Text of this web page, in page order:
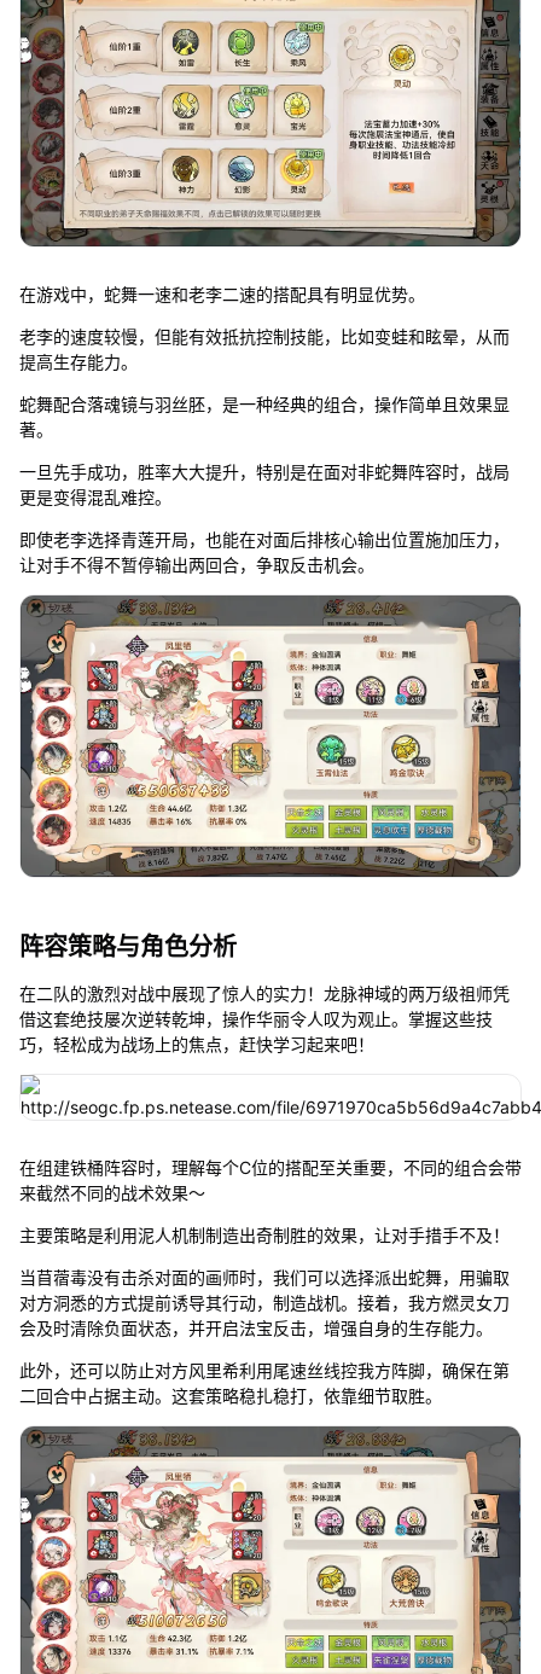
在游戏中，蛇舞一速和老李二速的搭配具有明显优势。
老李的速度较慢，但能有效抵抗控制技能，比如变蛙和眩晕，从而
提高生存能力。
蛇舞配合落魂镜与羽丝胚，是一种经典的组合，操作简单且效果显
著。
一旦先手成功，胜率大大提升，特别是在面对非蛇舞阵容时，战局
更是变得混乱难控。
即使老李选择青莲开局，也能在对面后排核心输出位置施加压力，
让对手不得不暂停输出两回合，争取反击机会。
阵容策略与角色分析
在二队的激烈对战中展现了惊人的实力！龙脉神域的两万级祖师凭
借这套绝技屡次逆转乾坤，操作华丽令人叹为观止。掌握这些技
巧，轻松成为战场上的焦点，赶快学习起来吧！
在组建铁桶阵容时，理解每个C位的搭配至关重要，不同的组合会带
来截然不同的战术效果～
主要策略是利用泥人机制制造出奇制胜的效果，让对手措手不及！
当苜蓿毒没有击杀对面的画师时，我们可以选择派出蛇舞，用骗取
对方洞悉的方式提前诱导其行动，制造战机。接着，我方燃灵女刀
会及时清除负面状态，并开启法宝反击，增强自身的生存能力。
此外，还可以防止对方风里希利用尾速丝线控我方阵脚，确保在第
二回合中占据主动。这套策略稳扎稳打，依靠细节取胜。